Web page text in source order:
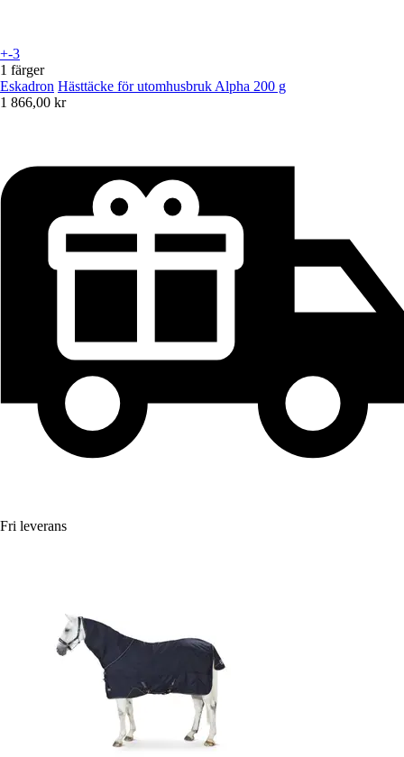
+-3
1 färger
Eskadron Hästtäcke för utomhusbruk Alpha 200 g
1 866,00 kr
Fri leverans